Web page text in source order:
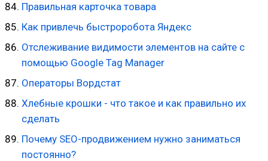
Правильная карточка товара
Как привлечь быстроробота Яндекс
Отслеживание видимости элементов на сайте с
помощью Google Tag Manager
Операторы Вордстат
Хлебные крошки - что такое и как правильно их
сделать
Почему SEO-продвижением нужно заниматься
постоянно?